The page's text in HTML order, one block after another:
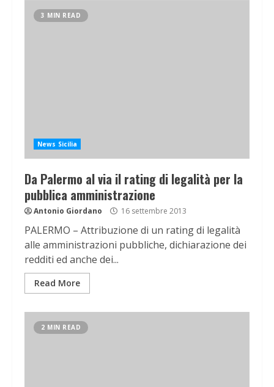
3 MIN READ
News Sicilia
Da Palermo al via il rating di legalità per la
pubblica amministrazione
Antonio Giordano 16 settembre 2013
PALERMO – Attribuzione di un rating di legalità
alle amministrazioni pubbliche, dichiarazione dei
redditi ed anche dei...
Read More
2 MIN READ